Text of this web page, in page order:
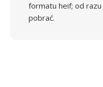
formatu heif; od
pobrać.